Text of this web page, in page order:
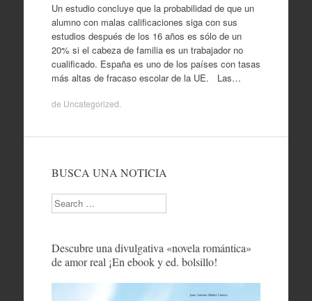
Un estudio concluye que la probabilidad de que un
alumno con malas calificaciones siga con sus
estudios después de los 16 años es sólo de un
20% si el cabeza de familia es un trabajador no
cualificado. España es uno de los países con tasas
más altas de fracaso escolar de la UE. Las…
de Uncategorized
BUSCA UNA NOTICIA
Search
Descubre una divulgativa «novela romántica»
de amor real ¡En ebook y ed. bolsillo!